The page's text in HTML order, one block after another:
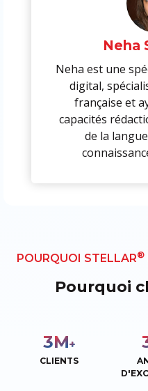
Neha
Neha est une
digital,
française et
capacités
de la
POURQUOI STELLAR®
Pourquoi
3M+
CLIENTS